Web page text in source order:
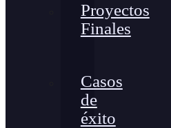
Proyectos
Finales
Casos
de
éxito